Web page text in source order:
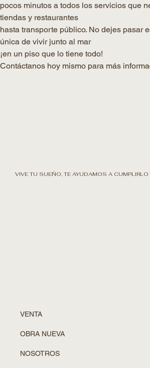
pocos minutos a todos los servicios que
tiendas y restaurantes
hasta transporte público. No dejes pasar
única de vivir junto al mar
¡en un piso que lo tiene todo!
Contáctanos hoy mismo para más
VIVE TU SUEÑO, TE AYUDAMOS A CUMPLIRLO
VENTA
OBRA NUEVA
NOSOTROS